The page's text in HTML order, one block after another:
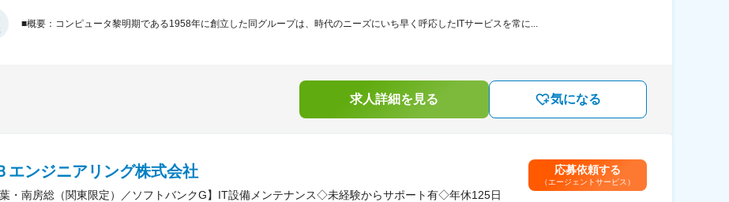
■概要：コンピュータ黎明期である1958年に創立した同グループは、時代のニーズにいち早く呼応したITサービスを常に...
求人詳細を見る 気になる
エンジニアリング株式会社
葉・南房総（関東限定）／ソフトバンクG】IT設備メンテナンス◇未経験からサポート有◇年休125日
応募依頼する
（エージェントサービス）